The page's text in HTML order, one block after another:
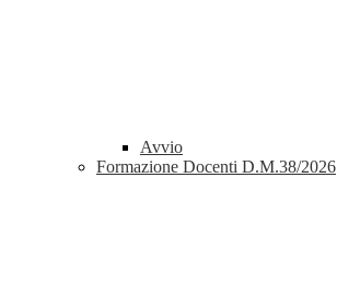
Avvio
Formazione Docenti D.M.38/2026